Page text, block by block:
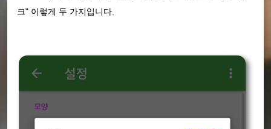
크" 이렇게 두 가지입니다.